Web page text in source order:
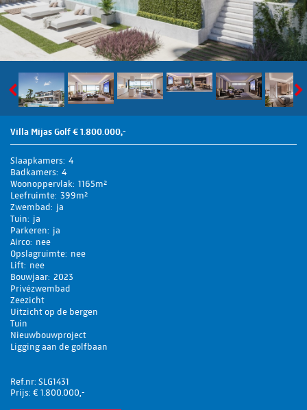
Villa Mijas Golf € 1.800.000,-
Slaapkamers 4
Badkamers 4
Woonoppervlak 1165m²
Leefruimte 399m²
Zwembad
ja
Tuin
ja
Parkeren
ja
Airco nee
Opslagruimte nee
Lift nee
Bouwjaar 2023
Privézwembad
Zeezicht
Uitzicht op de bergen
Tuin
Nieuwbouwproject
Ligging aan de golfbaan
Ref.nr: SLG1431
Prijs: € 1.800.000,-